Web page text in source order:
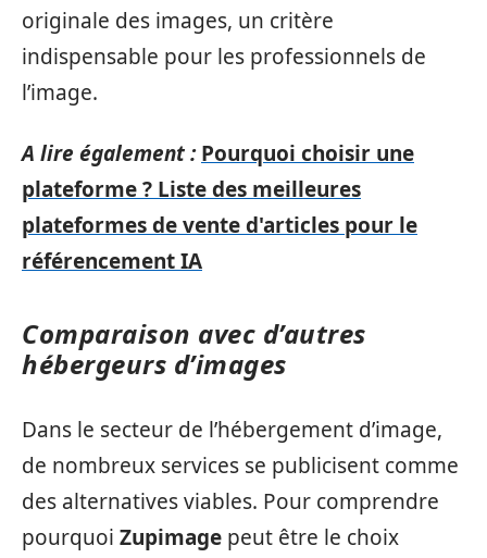
originale des images, un critère
indispensable pour les professionnels de
l’image.
A lire également : Pourquoi choisir une
plateforme ? Liste des meilleures
plateformes de vente d'articles pour le
référencement IA
Comparaison avec d’autres
hébergeurs d’images
Dans le secteur de l’hébergement d’image,
de nombreux services se publicisent comme
des alternatives viables. Pour comprendre
pourquoi Zupimage peut être le choix